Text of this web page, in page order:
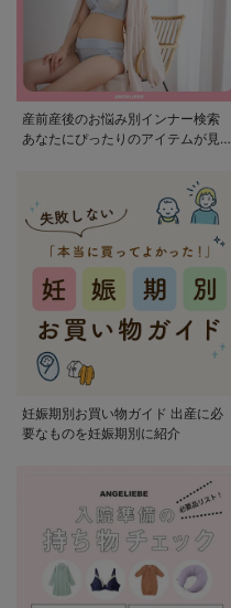
産前産後のお悩み別インナー検索
あなたにぴったりのアイテムが見つ
妊娠期別お買い物ガイド 出産に必
要なものを妊娠期別に紹介